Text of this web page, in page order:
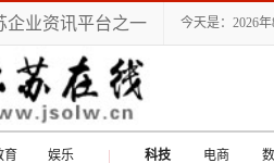
企业资讯平台之一 今天是：2026
育
娱乐
科技 电商